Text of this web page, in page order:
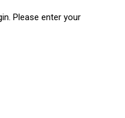
Please enter your